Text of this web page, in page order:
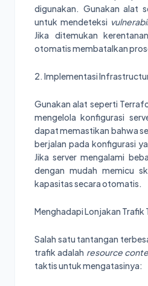
digunakan. Gunakan alat
untuk mendeteksi
Jika ditemukan
otomatis membatalkan
2. Implementasi
Gunakan alat seperti
mengelola konfigurasi
dapat memastikan bahwa
berjalan pada konfigurasi
Jika server mengalami
dengan mudah memicu
kapasitas secara otomatis.
Menghadapi Lonjakan Trafik
Salah satu tantangan
trafik adalah resource
taktis untuk mengatasinya: